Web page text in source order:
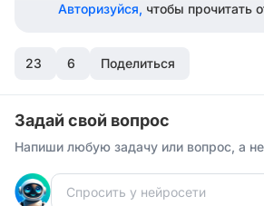
(\mathrm{CaO + CO_2 \rightarrow}):
(\mathrm{CaO + CO_2 \rightarrow
(\mathrm{Ca(OH)_2 + H_3PO_4
реакция гидроксида кальция с
вода: (\mathrm{3 Ca(OH)_2 + 2
Ca_3(PO_4)_2 + 6 H_2O}).
Авторизуйся, чтобы прочитать
23 6 Поделиться
Задай свой вопрос
Напиши любую задачу или вопрос, а